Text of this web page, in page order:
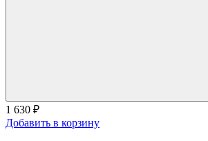
1 630 ₽
Добавить в корзину